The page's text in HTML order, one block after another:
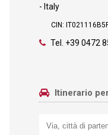
- Italy
CIN:
Tel. +39 0472
Itinerario